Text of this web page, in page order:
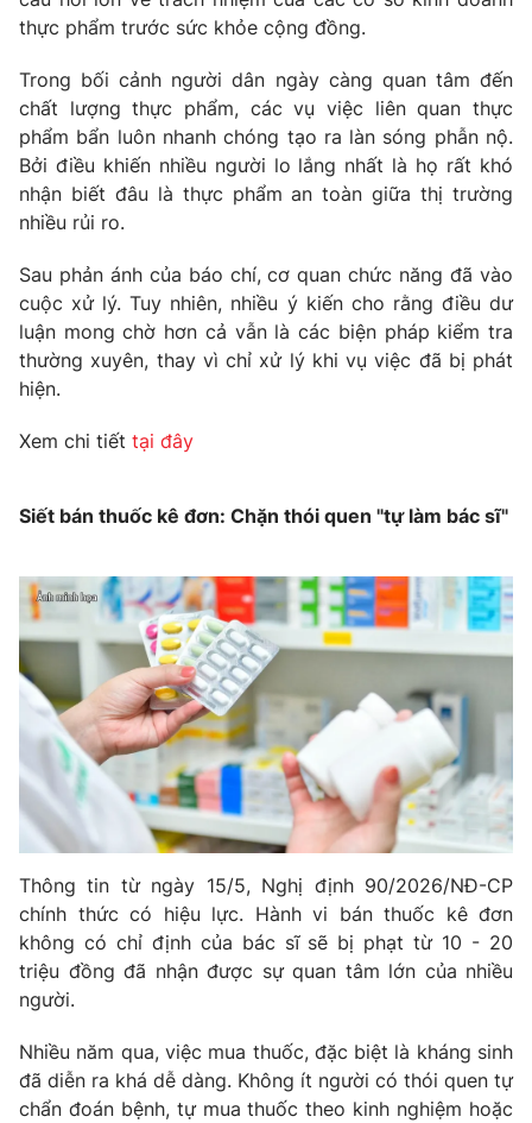
thực phẩm trước sức khỏe cộng đồng.
Trong bối cảnh người dân ngày càng quan tâm đến
chất lượng thực phẩm, các vụ việc liên quan thực
phẩm bẩn luôn nhanh chóng tạo ra làn sóng phẫn nộ.
Bởi điều khiến nhiều người lo lắng nhất là họ rất khó
nhận biết đâu là thực phẩm an toàn giữa thị trường
nhiều rủi ro.
Sau phản ánh của báo chí, cơ quan chức năng đã vào
cuộc xử lý. Tuy nhiên, nhiều ý kiến cho rằng điều dư
luận mong chờ hơn cả vẫn là các biện pháp kiểm tra
thường xuyên, thay vì chỉ xử lý khi vụ việc đã bị phát
hiện.
Xem chi tiết tại đây
Siết bán thuốc kê đơn: Chặn thói quen "tự làm bác sĩ"
Thông tin từ ngày 15/5, Nghị định 90/2026/NĐ-CP
chính thức có hiệu lực. Hành vi bán thuốc kê đơn
không có chỉ định của bác sĩ sẽ bị phạt từ 10 - 20
triệu đồng đã nhận được sự quan tâm lớn của nhiều
người.
Nhiều năm qua, việc mua thuốc, đặc biệt là kháng sinh
đã diễn ra khá dễ dàng. Không ít người có thói quen tự
chẩn đoán bệnh, tự mua thuốc theo kinh nghiệm hoặc